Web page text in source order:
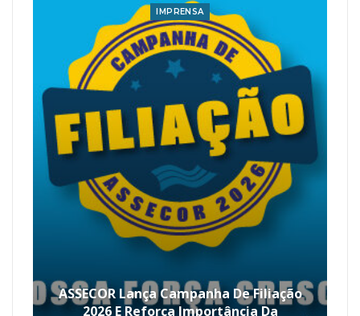
IMPRENSA
ASSECOR Lança Campanha De Filiação
2026 E Reforça Importância Da